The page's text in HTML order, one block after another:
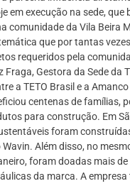
em execução na sede,
comunidade da Vila Beira
que por tantas
requeridos pela
Fraga, Gestora da Sede da
a TETO Brasil e a Amanco
centenas de famílias,
para construção. Em
foram
Além disso, no
foram doadas mais
da marca. A